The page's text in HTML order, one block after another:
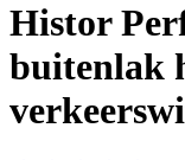
Histor
buitenlak